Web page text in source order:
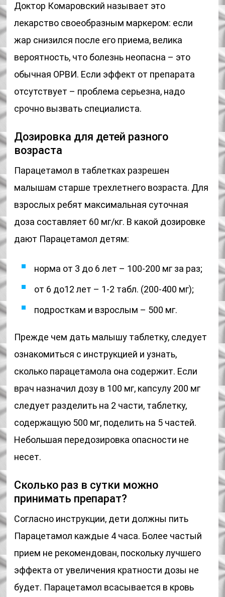
Доктор Комаровский называет это
лекарство своеобразным маркером: если
жар снизился после его приема, велика
вероятность, что болезнь неопасна – это
обычная ОРВИ. Если эффект от препарата
отсутствует – проблема серьезна, надо
срочно вызвать специалиста.
Дозировка для детей разного
возраста
Парацетамол в таблетках разрешен
малышам старше трехлетнего возраста. Для
взрослых ребят максимальная суточная
доза составляет 60 мг/кг. В какой дозировке
дают Парацетамол детям:
норма от 3 до 6 лет – 100-200 мг за раз;
от 6 до12 лет – 1-2 табл. (200-400 мг);
подросткам и взрослым – 500 мг.
Прежде чем дать малышу таблетку, следует
ознакомиться с инструкцией и узнать,
сколько парацетамола она содержит. Если
врач назначил дозу в 100 мг, капсулу 200 мг
следует разделить на 2 части, таблетку,
содержащую 500 мг, поделить на 5 частей.
Небольшая передозировка опасности не
несет.
Сколько раз в сутки можно
принимать препарат?
Согласно инструкции, дети должны пить
Парацетамол каждые 4 часа. Более частый
прием не рекомендован, поскольку лучшего
эффекта от увеличения кратности дозы не
будет. Парацетамол всасывается в кровь